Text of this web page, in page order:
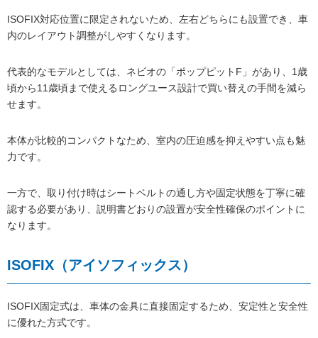
ISOFIX対応位置に限定されないため、左右どちらにも設置でき、車
内のレイアウト調整がしやすくなります。
代表的なモデルとしては、ネビオの「ポップピットF」があり、1歳
頃から11歳頃まで使えるロングユース設計で買い替えの手間を減ら
せます。
本体が比較的コンパクトなため、室内の圧迫感を抑えやすい点も魅
力です。
一方で、取り付け時はシートベルトの通し方や固定状態を丁寧に確
認する必要があり、説明書どおりの設置が安全性確保のポイントに
なります。
ISOFIX（アイソフィックス）
ISOFIX固定式は、車体の金具に直接固定するため、安定性と安全性
に優れた方式です。